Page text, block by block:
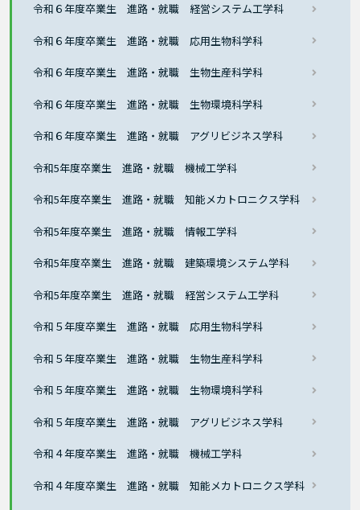
令和６年度卒業生 進路・就職 経営システム工学科
令和６年度卒業生 進路・就職 応用生物科学科
令和６年度卒業生 進路・就職 生物生産科学科
令和６年度卒業生 進路・就職 生物環境科学科
令和６年度卒業生 進路・就職 アグリビジネス学科
令和5年度卒業生 進路・就職 機械工学科
令和5年度卒業生 進路・就職 知能メカトロニクス学科
令和5年度卒業生 進路・就職 情報工学科
令和5年度卒業生 進路・就職 建築環境システム学科
令和5年度卒業生 進路・就職 経営システム工学科
令和５年度卒業生 進路・就職 応用生物科学科
令和５年度卒業生 進路・就職 生物生産科学科
令和５年度卒業生 進路・就職 生物環境科学科
令和５年度卒業生 進路・就職 アグリビジネス学科
令和４年度卒業生 進路・就職 機械工学科
令和４年度卒業生 進路・就職 知能メカトロニクス学科